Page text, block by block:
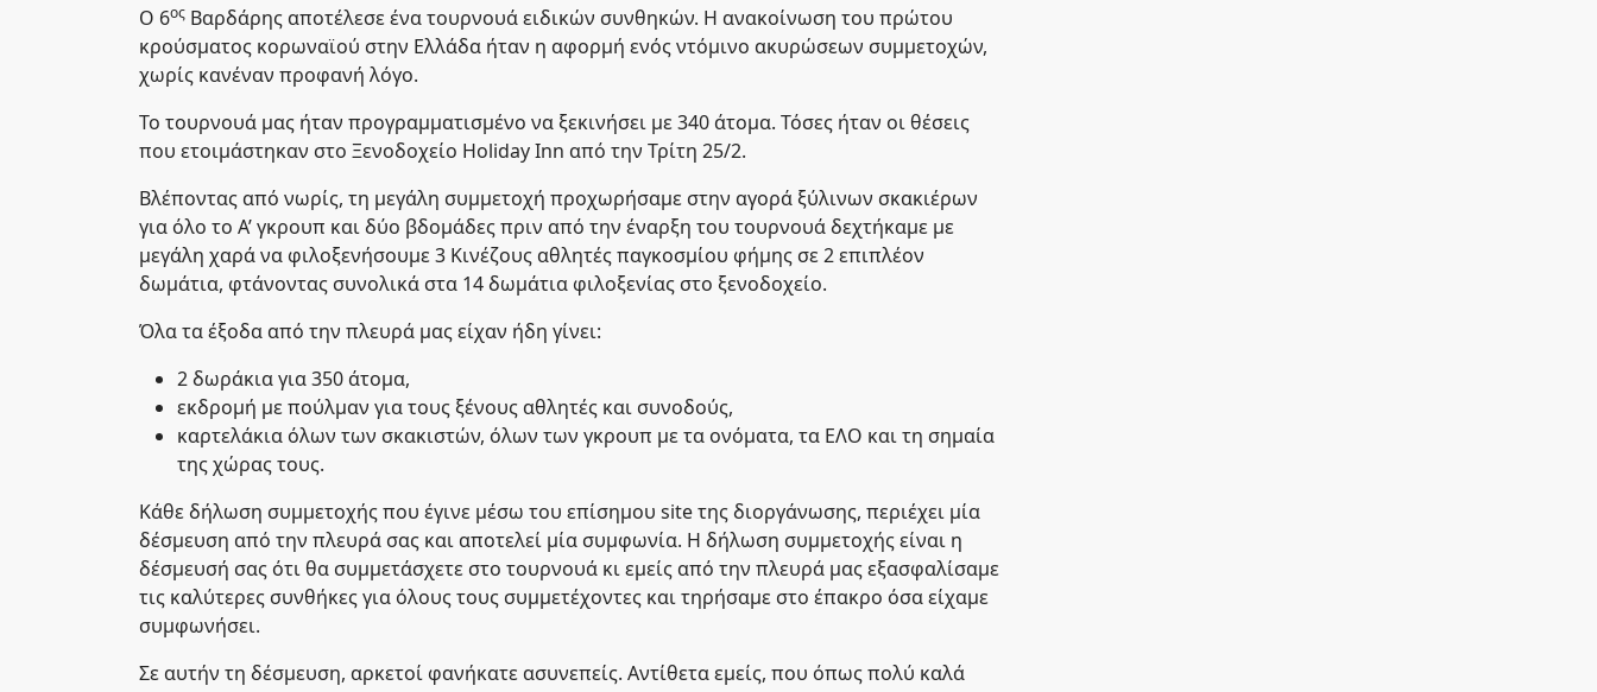
Ο 6ος Βαρδάρης αποτέλεσε ένα τουρνουά ειδικών συνθηκών. Η ανακοίνωση του πρώτου
κρούσματος κορωναϊού στην Ελλάδα ήταν η αφορμή ενός ντόμινο ακυρώσεων συμμετοχών,
χωρίς κανέναν προφανή λόγο.
Το τουρνουά μας ήταν προγραμματισμένο να ξεκινήσει με 340 άτομα. Τόσες ήταν οι θέσεις
που ετοιμάστηκαν στο Ξενοδοχείο Holiday Inn από την Τρίτη 25/2.
Βλέποντας από νωρίς, τη μεγάλη συμμετοχή προχωρήσαμε στην αγορά ξύλινων σκακιέρων
για όλο το Α’ γκρουπ και δύο βδομάδες πριν από την έναρξη του τουρνουά δεχτήκαμε με
μεγάλη χαρά να φιλοξενήσουμε 3 Κινέζους αθλητές παγκοσμίου φήμης σε 2 επιπλέον
δωμάτια, φτάνοντας συνολικά στα 14 δωμάτια φιλοξενίας στο ξενοδοχείο.
Όλα τα έξοδα από την πλευρά μας είχαν ήδη γίνει:
2 δωράκια για 350 άτομα,
εκδρομή με πούλμαν για τους ξένους αθλητές και συνοδούς,
καρτελάκια όλων των σκακιστών, όλων των γκρουπ με τα ονόματα, τα ΕΛΟ και τη σημαία
της χώρας τους.
Κάθε δήλωση συμμετοχής που έγινε μέσω του επίσημου site της διοργάνωσης, περιέχει μία
δέσμευση από την πλευρά σας και αποτελεί μία συμφωνία. Η δήλωση συμμετοχής είναι η
δέσμευσή σας ότι θα συμμετάσχετε στο τουρνουά κι εμείς από την πλευρά μας εξασφαλίσαμε
τις καλύτερες συνθήκες για όλους τους συμμετέχοντες και τηρήσαμε στο έπακρο όσα είχαμε
συμφωνήσει.
Σε αυτήν τη δέσμευση, αρκετοί φανήκατε ασυνεπείς. Αντίθετα εμείς, που όπως πολύ καλά